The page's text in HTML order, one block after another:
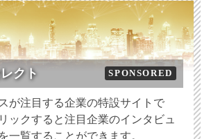
クト SPONSORED
が注目する企業の特設サイトで
ックすると注目企業のインタビュ
一覧することができます。